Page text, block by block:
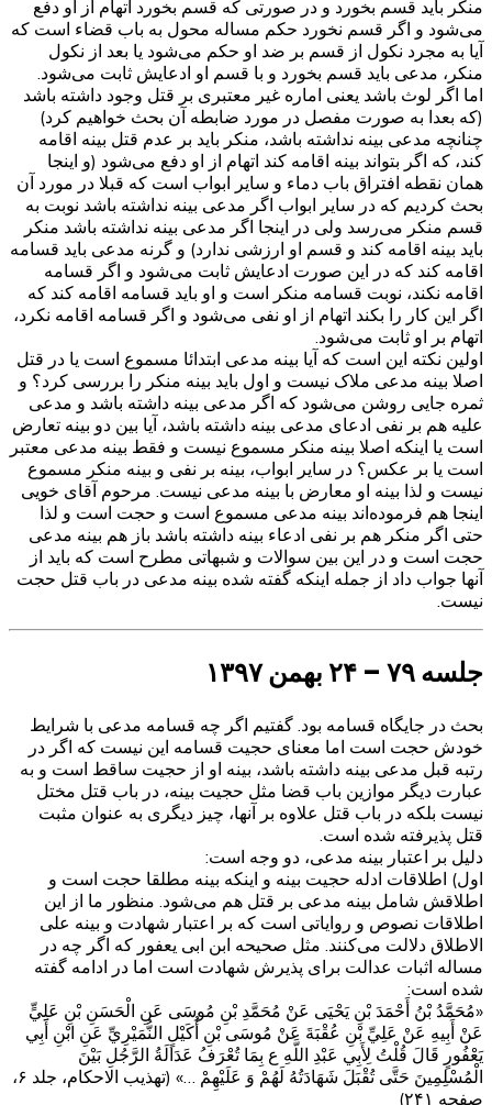
منکر باید قسم بخورد و در صورتی که قسم بخورد اتهام از او دفع
می‌شود و اگر قسم نخورد حکم مساله محول به باب قضاء است که
آیا به مجرد نکول از قسم بر ضد او حکم می‌شود یا بعد از نکول
منکر، مدعی باید قسم بخورد و با قسم او ادعایش ثابت می‌شود.
اما اگر لوث باشد یعنی اماره غیر معتبری بر قتل وجود داشته باشد
(که بعدا به صورت مفصل در مورد ضابطه آن بحث خواهیم کرد)
چنانچه مدعی بینه نداشته باشد، منکر باید بر عدم قتل بینه اقامه
کند، که اگر بتواند بینه اقامه کند اتهام از او دفع می‌شود (و اینجا
همان نقطه افتراق باب دماء و سایر ابواب است که قبلا در مورد آن
بحث کردیم که در سایر ابواب اگر مدعی بینه نداشته باشد نوبت به
قسم منکر می‌رسد ولی در اینجا اگر مدعی بینه نداشته باشد منکر
باید بینه اقامه کند و قسم او ارزشی ندارد) و گرنه مدعی باید قسامه
اقامه کند که در این صورت ادعایش ثابت می‌شود و اگر قسامه
اقامه نکند، نوبت قسامه منکر است و او باید قسامه اقامه کند که
اگر این کار را بکند اتهام از او نفی می‌شود و اگر قسامه اقامه نکرد،
اتهام بر او ثابت می‌شود.
اولین نکته این است که آیا بینه مدعی ابتدائا مسموع است یا در قتل
اصلا بینه مدعی ملاک نیست و اول باید بینه منکر را بررسی کرد؟ و
ثمره جایی روشن می‌شود که اگر مدعی بینه داشته باشد و مدعی
علیه هم بر نفی ادعای مدعی بینه داشته باشد، آیا بین دو بینه تعارض
است یا اینکه اصلا بینه منکر مسموع نیست و فقط بینه مدعی معتبر
است یا بر عکس؟ در سایر ابواب، بینه بر نفی و بینه منکر مسموع
نیست و لذا بینه او معارض با بینه مدعی نیست. مرحوم آقای خویی
اینجا هم فرموده‌اند بینه مدعی مسموع است و حجت است و لذا
حتی اگر منکر هم بر نفی ادعاء بینه داشته باشد باز هم بینه مدعی
حجت است و در این بین سوالات و شبهاتی مطرح است که باید از
آنها جواب داد از جمله اینکه گفته شده بینه مدعی در باب قتل حجت
نیست.
جلسه ۷۹ – ۲۴ بهمن ۱۳۹۷
بحث در جایگاه قسامه بود. گفتیم اگر چه قسامه مدعی با شرایط
خودش حجت است اما معنای حجیت قسامه این نیست که اگر در
رتبه قبل مدعی بینه داشته باشد، بینه او از حجیت ساقط است و به
عبارت دیگر موازین باب قضا مثل حجیت بینه، در باب قتل مختل
نیست بلکه در باب قتل علاوه بر آنها، چیز دیگری به عنوان مثبت
قتل پذیرفته شده است.
دلیل بر اعتبار بینه مدعی، دو وجه است:
اول)‌ اطلاقات ادله حجیت بینه و اینکه بینه مطلقا حجت است و
اطلاقش شامل بینه مدعی بر قتل هم می‌شود. منظور ما از این
اطلاقات نصوص و روایاتی است که بر اعتبار شهادت و بینه علی
الاطلاق دلالت می‌کنند. مثل صحیحه ابن ابی یعفور که اگر چه در
مساله اثبات عدالت برای پذیرش شهادت است اما در ادامه گفته
شده است:
«مُحَمَّدُ بْنُ أَحْمَدَ بْنِ يَحْيَى عَنْ مُحَمَّدِ بْنِ مُوسَى عَنِ الْحَسَنِ بْنِ عَلِيٍّ
عَنْ أَبِيهِ عَنْ عَلِيِّ بْنِ عُقْبَةَ عَنْ مُوسَى بْنِ أُكَيْلٍ النُّمَيْرِيِّ عَنِ ابْنِ أَبِي
يَعْفُورٍ قَالَ قُلْتُ لِأَبِي عَبْدِ اللَّهِ ع بِمَا تُعْرَفُ عَدَالَةُ الرَّجُلِ بَيْنَ
الْمُسْلِمِينَ حَتَّى تُقْبَلَ شَهَادَتُهُ لَهُمْ وَ عَلَيْهِمْ …» (تهذیب الاحکام، جلد ۶،
صفحه ۲۴۱)